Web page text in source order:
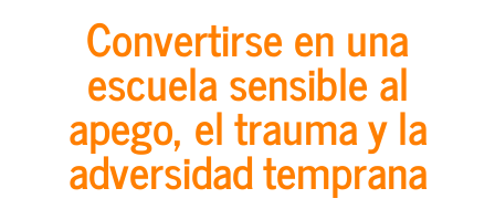
Convertirse en una
escuela sensible al
apego, el trauma y la
adversidad temprana